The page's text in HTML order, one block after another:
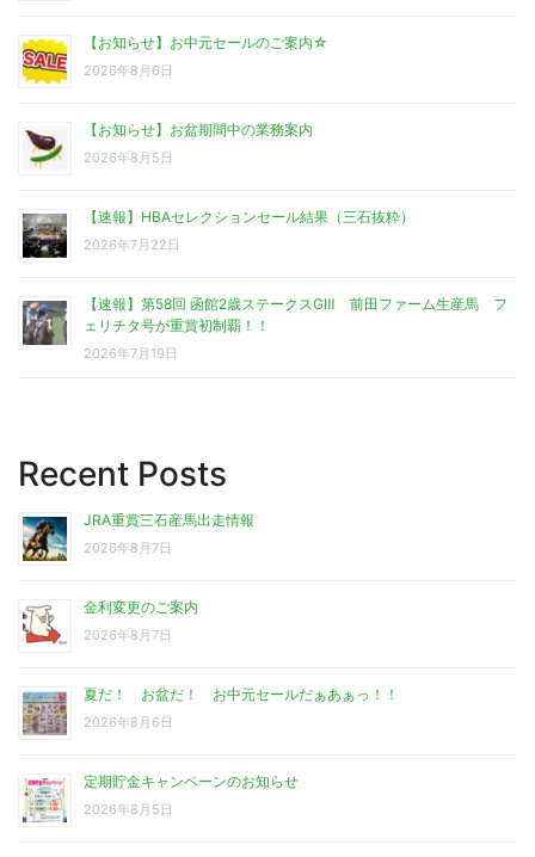
【お知らせ】お中元セールのご案内☆
2026年8月6日
【お知らせ】お盆期間中の業務案内
2026年8月5日
【速報】HBAセレクションセール結果（三石抜粋）
2026年7月22日
【速報】第58回 函館2歳ステークスGⅢ 前田ファーム生産馬 フ
ェリチタ号が重賞初制覇！！
2026年7月19日
Recent Posts
JRA重賞三石産馬出走情報
2026年8月7日
金利変更のご案内
2026年8月7日
夏だ！ お盆だ！ お中元セールだぁあぁっ！！
2026年8月6日
定期貯金キャンペーンのお知らせ
2026年8月5日